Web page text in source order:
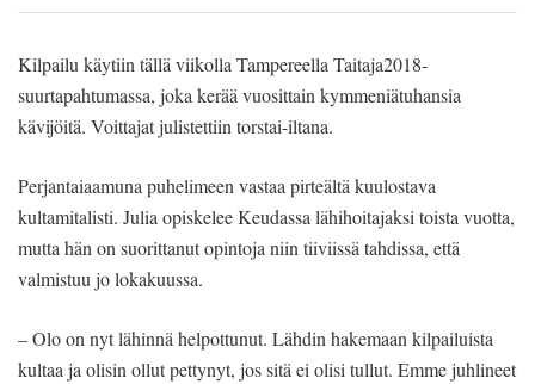
Kilpailu käytiin tällä viikolla Tampereella Taitaja2018-
suurtapahtumassa, joka kerää vuosittain kymmeniätuhansia
kävijöitä. Voittajat julistettiin torstai-iltana.
Perjantaiaamuna puhelimeen vastaa pirteältä kuulostava
kultamitalisti. Julia opiskelee Keudassa lähihoitajaksi toista vuotta,
mutta hän on suorittanut opintoja niin tiiviissä tahdissa, että
valmistuu jo lokakuussa.
– Olo on nyt lähinnä helpottunut. Lähdin hakemaan kilpailuista
kultaa ja olisin ollut pettynyt, jos sitä ei olisi tullut. Emme juhlineet